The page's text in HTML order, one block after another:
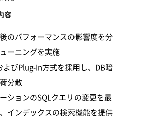
容
のパフォーマンスの影響度を分
ーニングを実施
よびPlug-In方式を採用し、DB暗
分散
ションのSQLクエリの変更を最
インデックスの検索機能を提供